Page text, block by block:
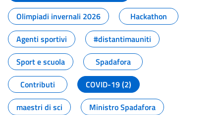
Olimpiadi invernali 2026
Hackathon
Agenti sportivi
#distantimauniti
Sport e scuola
Spadafora
Contributi
COVID-19 (2)
maestri di sci
Ministro Spadafora